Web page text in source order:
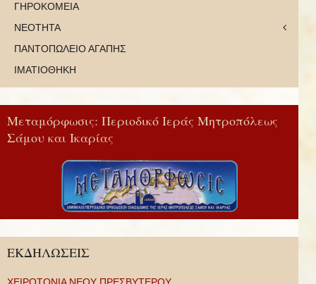
ΓΗΡΟΚΟΜΕΙΑ
ΝΕΟΤΗΤΑ
ΠΑΝΤΟΠΩΛΕΙΟ ΑΓΑΠΗΣ
ΙΜΑΤΙΟΘΗΚΗ
Μεταμόρφωσις: Περιοδικό Ιεράς Μητροπόλεως
Σάμου και Ικαρίας
ΕΚΔΗΛΩΣΕΙΣ